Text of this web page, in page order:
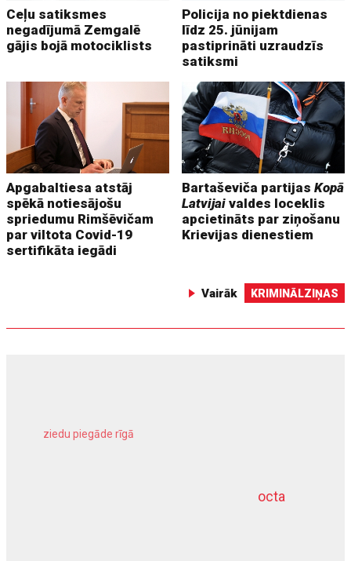
Ceļu satiksmes
negadījumā Zemgalē
gājis bojā motociklists
Policija no piektdienas
līdz 25. jūnijam
pastiprināti uzraudzīs
satiksmi
Apgabaltiesa atstāj
spēkā notiesājošu
spriedumu Rimšēvičam
par viltota Covid-19
sertifikāta iegādi
Bartaševiča partijasKopā
Latvijai valdes loceklis
apcietināts par ziņošanu
Krievijas dienestiem
Vairāk KRIMINĀLZIŅAS
octa
ziedu piegāde rīgā
dziļurbums